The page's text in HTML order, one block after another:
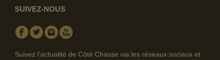
SUIVEZ-NOUS
Facebook
TwitterInstagram
Suivez l'actualité de Côté Chasse via les réseaux sociaux et